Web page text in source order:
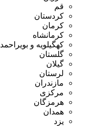
قم
کردستان
کرمان
کرمانشاه
کهگیلویه و بویراحمد
گلستان
گیلان
لرستان
مازندران
مرکزی
هرمزگان
همدان
یزد